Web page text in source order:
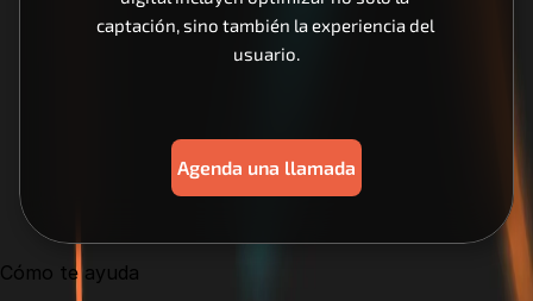
captación, sino también la experiencia del
usuario.
Agenda una llamada
Cómo te ayuda